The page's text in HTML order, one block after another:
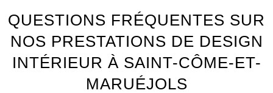
QUESTIONS FRÉQUENTES SUR
NOS PRESTATIONS DE DESIGN
INTÉRIEUR À SAINT-CÔME-ET-
MARUÉJOLS